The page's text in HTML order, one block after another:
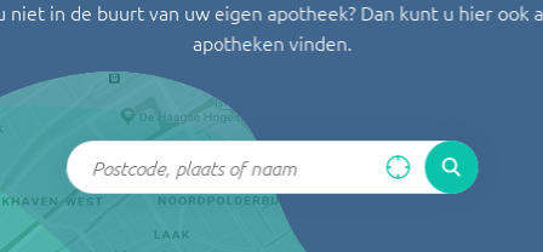
niet in de buurt van uw eigen apotheek? Dan kunt u hier ook
apotheken vinden.